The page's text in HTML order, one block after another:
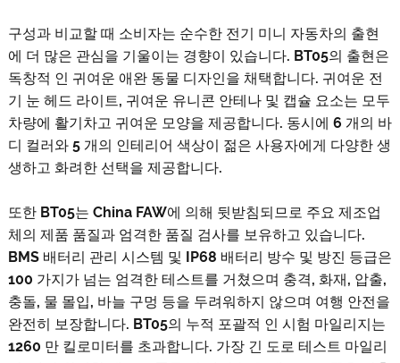
구성과 비교할 때 소비자는 순수한 전기 미니 자동차의 출현
에 더 많은 관심을 기울이는 경향이 있습니다. BT05의 출현은
독창적 인 귀여운 애완 동물 디자인을 채택합니다. 귀여운 전
기 눈 헤드 라이트, 귀여운 유니콘 안테나 및 캡슐 요소는 모두
차량에 활기차고 귀여운 모양을 제공합니다. 동시에 6 개의 바
디 컬러와 5 개의 인테리어 색상이 젊은 사용자에게 다양한 생
생하고 화려한 선택을 제공합니다.
또한 BT05는 China FAW에 의해 뒷받침되므로 주요 제조업
체의 제품 품질과 엄격한 품질 검사를 보유하고 있습니다.
BMS 배터리 관리 시스템 및 IP68 배터리 방수 및 방진 등급은
100 가지가 넘는 엄격한 테스트를 거쳤으며 충격, 화재, 압출,
충돌, 물 몰입, 바늘 구멍 등을 두려워하지 않으며 여행 안전을
완전히 보장합니다. BT05의 누적 포괄적 인 시험 마일리지는
1260 만 킬로미터를 초과합니다. 가장 긴 도로 테스트 마일리